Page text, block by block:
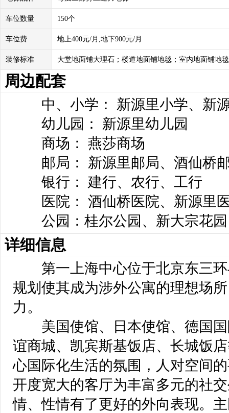
车位数量 150个
车位费 地上400元/月,地下900元/月
装修标准 大堂地面铺大理石；楼道地面铺地毯；室内地面铺地毯
周边配套
中、小学： 新源里小学、新
幼儿园： 新源里幼儿园
商场： 燕莎商场
邮局： 新源里邮局、酒仙桥
银行： 建行、农行、工行
医院： 酒仙桥医院、新源里
公园：桂尔公园、新大宗花园
详细信息
第一上海中心位于北京东三环
规划使其成为涉外公寓的理想场
力。
美国使馆、日本使馆、德国国
谊商城、凯宾斯基饭店、长城饭
心国际化生活的氛围，人对空间
开度宽大的客厅为丰富多元的社
情、性情有了更好的外向表现。